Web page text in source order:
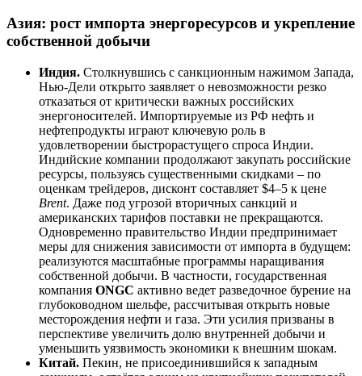
Азия: рост импорта энергоресурсов и укрепление
собственной добычи
Индия. Столкнувшись с санкционным нажимом Запада,
Нью-Дели открыто заявляет о невозможности резко
отказаться от критически важных российских
энергоносителей. Импортируемые из РФ нефть и
нефтепродукты играют ключевую роль в
удовлетворении быстрорастущего спроса Индии.
Индийские компании продолжают закупать российские
ресурсы, пользуясь существенными скидками – по
оценкам трейдеров, дисконт составляет $4–5 к цене
Brent. Даже под угрозой вторичных санкций и
американских тарифов поставки не прекращаются.
Одновременно правительство Индии предпринимает
меры для снижения зависимости от импорта в будущем:
реализуются масштабные программы наращивания
собственной добычи. В частности, государственная
компания ONGC активно ведет разведочное бурение на
глубоководном шельфе, рассчитывая открыть новые
месторождения нефти и газа. Эти усилия призваны в
перспективе увеличить долю внутренней добычи и
уменьшить уязвимость экономики к внешним шокам.
Китай. Пекин, не присоединившийся к западным